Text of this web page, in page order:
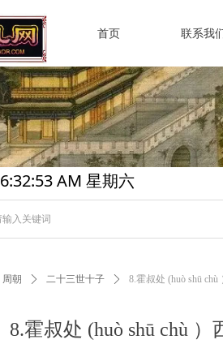
首页 联系我
AM 星期六
8.霍叔处 (huò shū chù
周朝 ꄲ 二十三世十子 ꄲ 8.霍叔处 (huò shū